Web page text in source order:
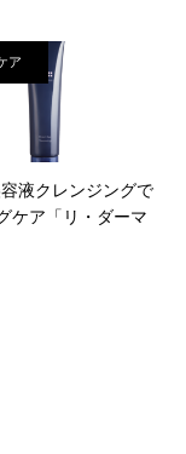
ア
容液クレンジングで
ケア「リ・ダーマ